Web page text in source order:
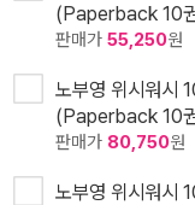
(Paperback 10
판매가 55,250원
노부영 위시워
(Paperback 10
판매가 80,750원
노부영 위시워